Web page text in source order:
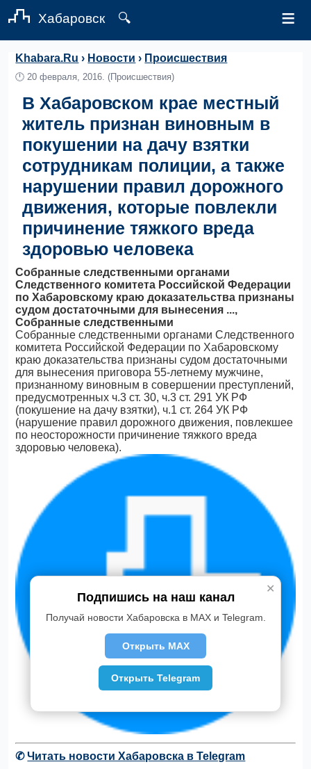
Хабаровск 🔍 ≡
Khabara.Ru › Новости › Происшествия
🕛20 февраля, 2016. (Происшествия)
В Хабаровском крае местный
житель признан виновным в
покушении на дачу взятки
сотрудникам полиции, а также
нарушении правил дорожного
движения, которые повлекли
причинение тяжкого вреда
здоровью человека
Собранные следственными органами
Следственного комитета Российской Федерации
по Хабаровскому краю доказательства признаны
судом достаточными для вынесения ...,
Собранные следственными
Собранные следственными органами Следственного
комитета Российской Федерации по Хабаровскому
краю доказательства признаны судом достаточными
для вынесения приговора 55-летнему мужчине,
признанному виновным в совершении преступлений,
предусмотренных ч.3 ст. 30, ч.3 ст. 291 УК РФ
(покушение на дачу взятки), ч.1 ст. 264 УК РФ
(нарушение правил дорожного движения, повлекшее
по неосторожности причинение тяжкого вреда
здоровью человека).
✆Читать новости Хабаровска в Telegram
✕
Подпишись на наш канал
Получай новости Хабаровска в MAX и Telegram.
Открыть MAX
Открыть Telegram